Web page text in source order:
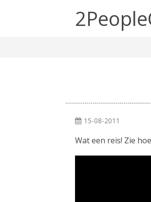
15-08-2011
Wat een reis! Zie